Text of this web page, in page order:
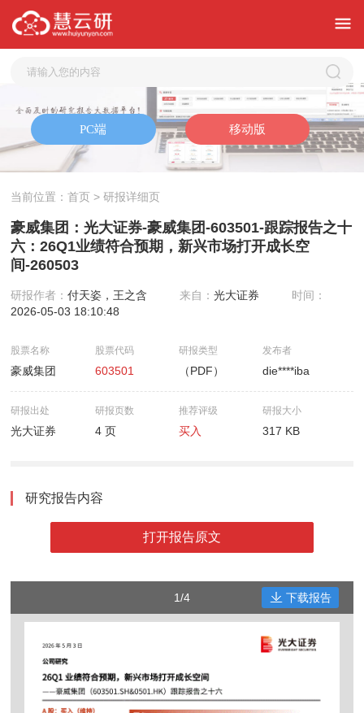
当前位置：首页 > 研报详细页
豪威集团：光大证券-豪威集团-603501-跟踪报告之十
六：26Q1业绩符合预期，新兴市场打开成长空
间-260503
研报作者：付天姿，王之含 来自：光大证券
时间：
2026-05-03 18:10:48
股票名称
豪威集团
股票代码
603501
研报类型
（PDF）
发布者
die****iba
研报出处
光大证券
研报页数
4 页
推荐评级
买入
研报大小
317 KB
研究报告内容
打开报告原文
1/4 下载报告